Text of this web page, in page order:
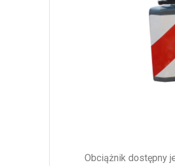
Obciążnik dostępny